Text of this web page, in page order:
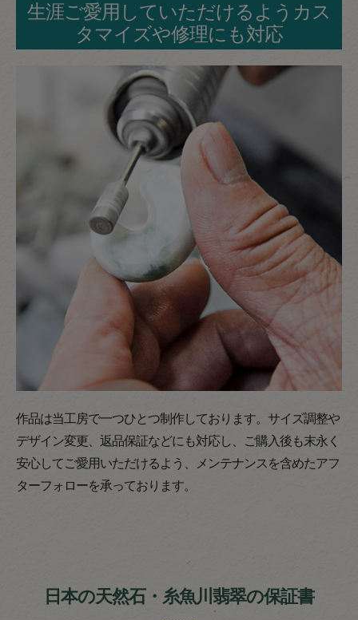
生涯ご愛用していただけるようカス
タマイズや修理にも対応
作品は当工房で一つひとつ制作しております。サイズ調整や
デザイン変更、返品保証などにも対応し、ご購入後も末永く
安心してご愛用いただけるよう、メンテナンスを含めたアフ
ターフォローを承っております。
日本の天然石・糸魚川翡翠の保証書